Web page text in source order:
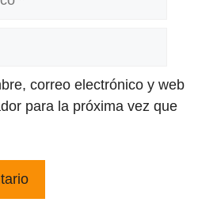
correo electrónico y web
para la próxima vez que